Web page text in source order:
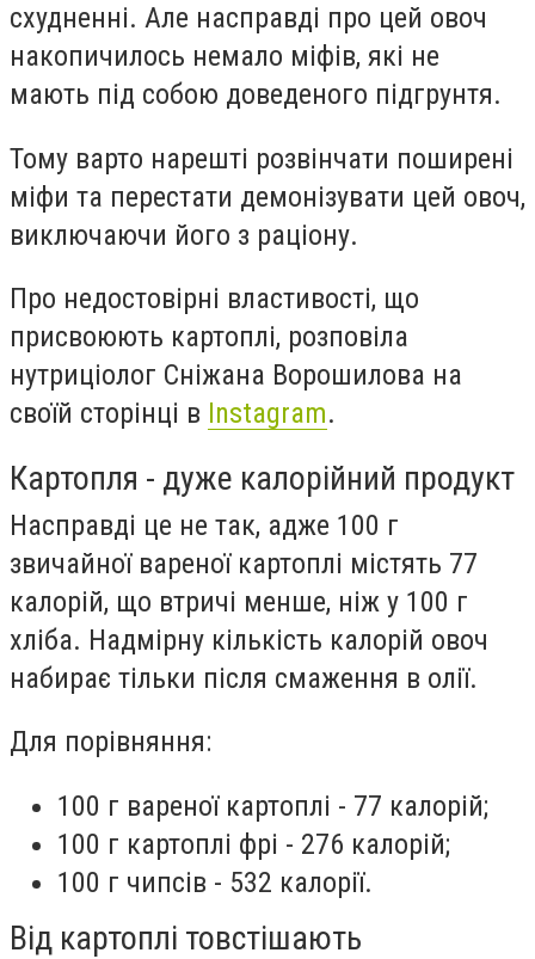
схудненні. Але насправді про цей овоч
накопичилось немало міфів, які не
мають під собою доведеного підгрунтя.
Тому варто нарешті розвінчати поширені
міфи та перестати демонізувати цей овоч,
виключаючи його з раціону.
Про недостовірні властивості, що
присвоюють картоплі, розповіла
нутриціолог Сніжана Ворошилова на
своїй сторінці в Instagram.
Картопля - дуже калорійний продукт
Насправді це не так, адже 100 г
звичайної вареної картоплі містять 77
калорій, що втричі менше, ніж у 100 г
хліба. Надмірну кількість калорій овоч
набирає тільки після смаження в олії.
Для порівняння:
100 г вареної картоплі - 77 калорій;
100 г картоплі фрі - 276 калорій;
100 г чипсів - 532 калорії.
Від картоплі товстішають